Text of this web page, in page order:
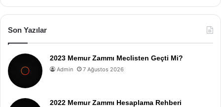
Son Yazılar
2023 Memur Zammı Meclisten Geçti Mi?
Admin 7 Ağustos 2026
2022 Memur Zammı Hesaplama Rehberi